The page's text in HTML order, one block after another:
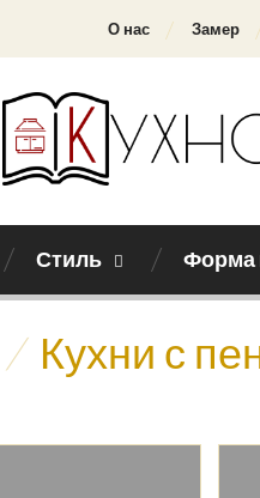
О нас Замер
Стиль Форма
/ Кухни с